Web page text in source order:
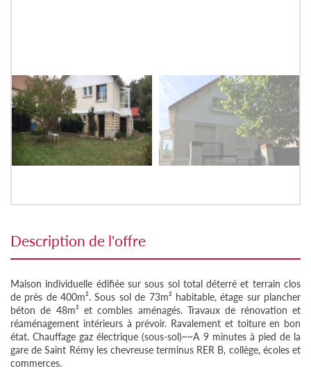
description de l'offre
Maison individuelle édifiée sur sous sol total déterré et terrain clos
de près de 400m². Sous sol de 73m² habitable, étage sur plancher
béton de 48m² et combles aménagés. Travaux de rénovation et
réaménagement intérieurs à prévoir. Ravalement et toiture en bon
état. Chauffage gaz électrique (sous-sol)~~A 9 minutes à pied de la
gare de Saint Rémy les chevreuse terminus RER B, collège, écoles et
commerces.